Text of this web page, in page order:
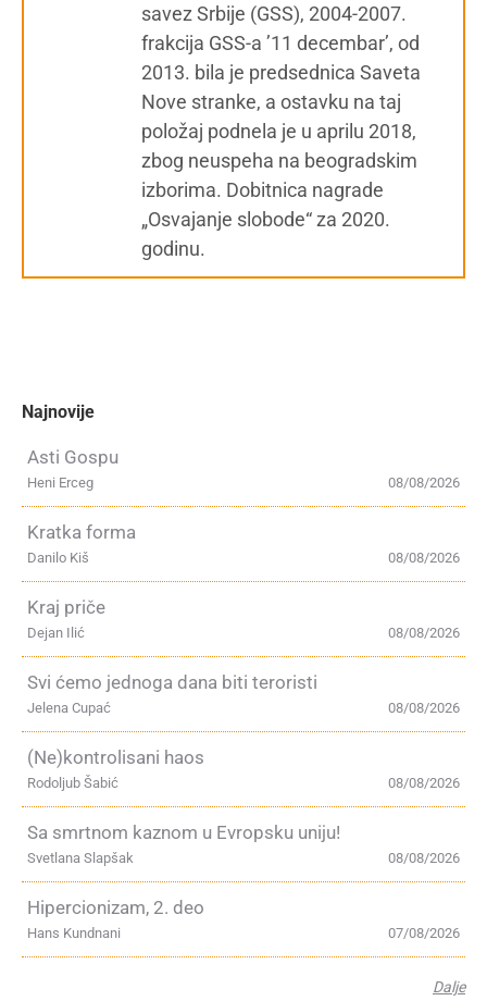
savez Srbije (GSS), 2004-2007.
frakcija GSS-a ’11 decembar’, od
2013. bila je predsednica Saveta
Nove stranke, a ostavku na taj
položaj podnela je u aprilu 2018,
zbog neuspeha na beogradskim
izborima. Dobitnica nagrade
„Osvajanje slobode“ za 2020.
godinu.
Najnovije
Asti Gospu
08/08/2026
Heni Erceg
Kratka forma
08/08/2026
Danilo Kiš
Kraj priče
08/08/2026
Dejan Ilić
Svi ćemo jednoga dana biti teroristi
08/08/2026
Jelena Cupać
(Ne)kontrolisani haos
08/08/2026
Rodoljub Šabić
Sa smrtnom kaznom u Evropsku uniju!
08/08/2026
Svetlana Slapšak
Hipercionizam, 2. deo
07/08/2026
Hans Kundnani
Dalje